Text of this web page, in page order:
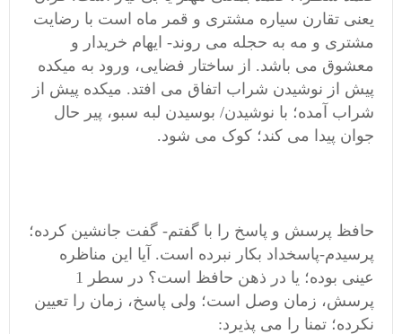
یعنی تقارن سیاره مشتری و قمر ماه است با رضایت
مشتری و مه به حجله می روند- ایهام خریدار و
معشوق می باشد. از ساختار فضایی، ورود به میکده
پیش از نوشیدن شراب اتفاق می افتد. میکده پیش از
شراب آمده؛ با نوشیدن/ بوسیدن لبه سبو، پیر حال
جوان پیدا می کند؛ کوک می شود.
حافظ پرسش و پاسخ را با گفتم- گفت جانشین کرده؛
پرسیدم-پاسخداد بکار نبرده است. آیا این مناظره
عینی بوده؛ یا در ذهن حافظ است؟ در سطر 1
پرسش، زمان وصل است؛ ولی پاسخ، زمان را تعیین
نکرده؛ تمنا را می پذیرد: